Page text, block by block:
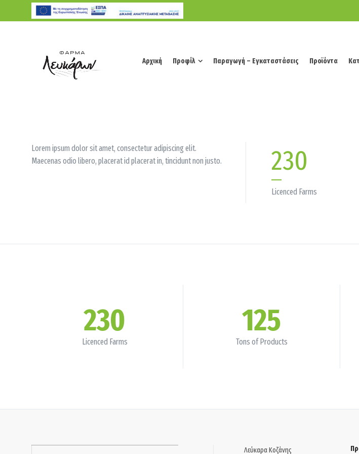
Αρχική Προφίλ Παραγωγή – Εγκαταστάσεις Προϊόντα
Αρχική Προφίλ
Lorem ipsum dolor sit amet, consectetur adipiscing elit.
Maecenas odio libero, placerat id placerat in, tincidunt non justo.
230
Licenced Farms
230
Licenced Farms
125
Tons of Products
Λεύκαρα Κοζάνης